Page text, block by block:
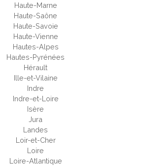
Haute-Marne
Haute-Saône
Haute-Savoie
Haute-Vienne
Hautes-Alpes
Hautes-Pyrénées
Hérault
Ille-et-Vilaine
Indre
Indre-et-Loire
Isère
Jura
Landes
Loir-et-Cher
Loire
Loire-Atlantique